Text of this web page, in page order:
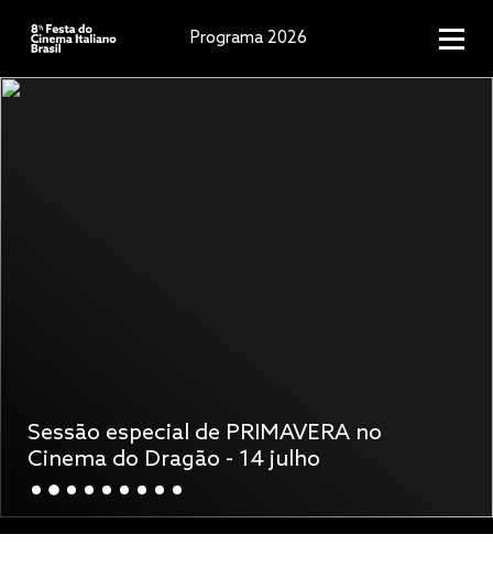
Programa 2026
Sessão especial de PRIMAVERA no
Cinema do Dragão - 14 julho